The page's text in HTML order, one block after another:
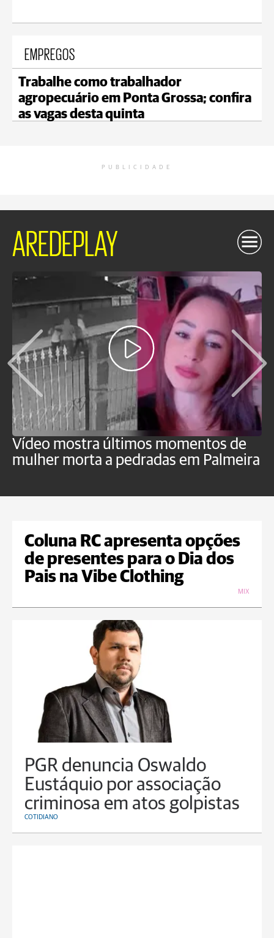
EMPREGOS
Trabalhe como trabalhador
agropecuário em Ponta Grossa; confira
as vagas desta quinta
PUBLICIDADE
AREDEPLAY
Vídeo mostra últimos momentos de
mulher morta a pedradas em Palmeira
Coluna RC apresenta opções
de presentes para o Dia dos
Pais na Vibe Clothing
MIX
PGR denuncia Oswaldo
Eustáquio por associação
criminosa em atos golpistas
COTIDIANO